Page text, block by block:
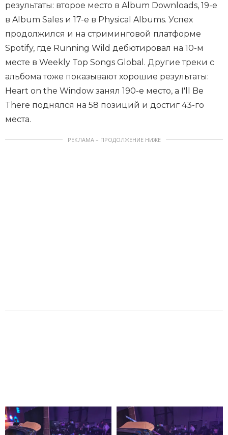
результаты: второе место в Album Downloads, 19-е
в Album Sales и 17-е в Physical Albums. Успех
продолжился и на стриминговой платформе
Spotify, где Running Wild дебютировал на 10-м
месте в Weekly Top Songs Global. Другие треки с
альбома тоже показывают хорошие результаты:
Heart on the Window занял 190-е место, а I'll Be
There поднялся на 58 позиций и достиг 43-го
места.
РЕКЛАМА – ПРОДОЛЖЕНИЕ НИЖЕ